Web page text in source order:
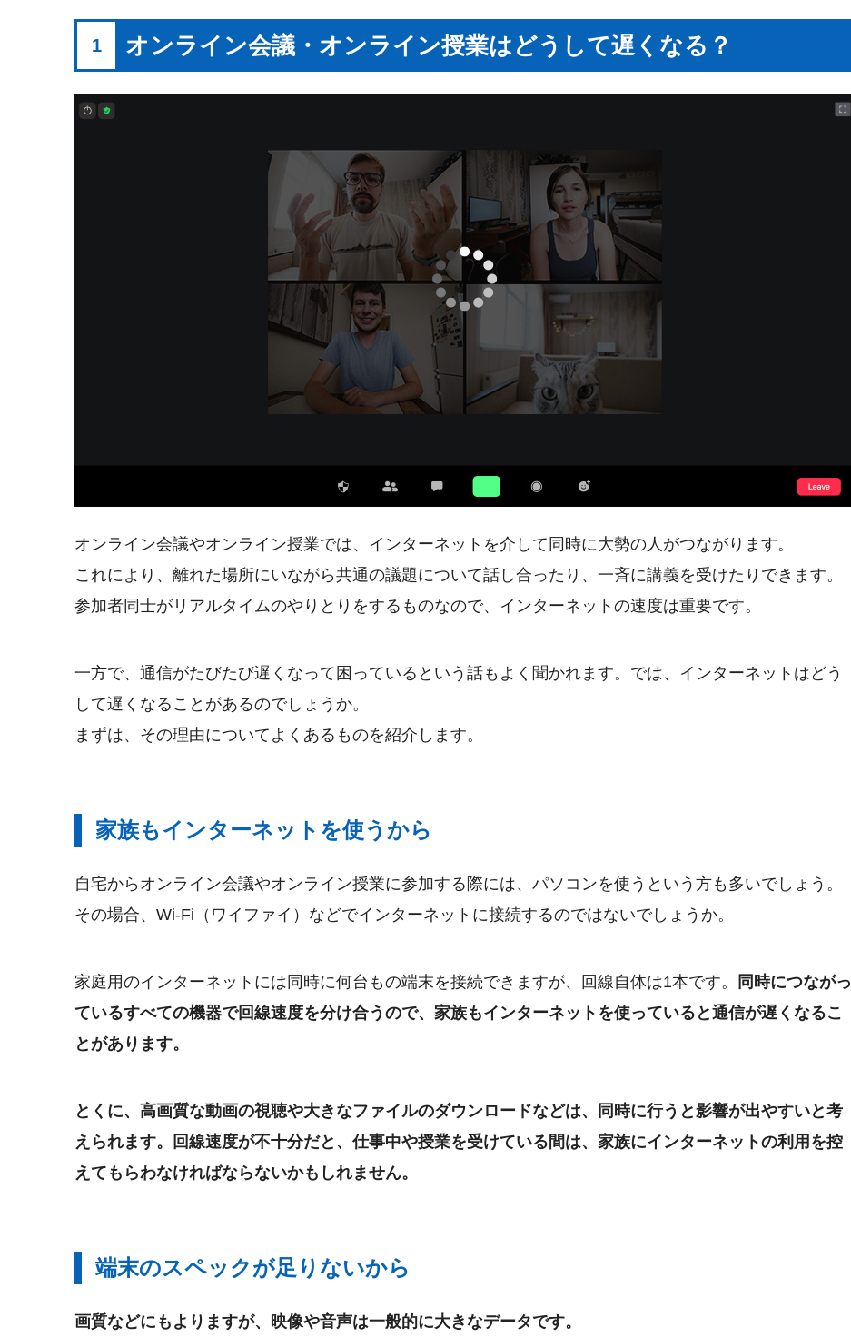
1 オンライン会議・オンライン授業はどうして遅くなる？
オンライン会議やオンライン授業では、インターネットを介して同時に大勢の人がつながります。
これにより、離れた場所にいながら共通の議題について話し合ったり、一斉に講義を受けたりできます。
参加者同士がリアルタイムのやりとりをするものなので、インターネットの速度は重要です。
一方で、通信がたびたび遅くなって困っているという話もよく聞かれます。では、インターネットはどう
して遅くなることがあるのでしょうか。
まずは、その理由についてよくあるものを紹介します。
家族もインターネットを使うから
自宅からオンライン会議やオンライン授業に参加する際には、パソコンを使うという方も多いでしょう。
その場合、Wi-Fi（ワイファイ）などでインターネットに接続するのではないでしょうか。
家庭用のインターネットには同時に何台もの端末を接続できますが、回線自体は1本です。
同時につながっ
ているすべての機器で回線速度を分け合うので、家族もインターネットを使っていると通信が遅くなるこ
とがあります。
とくに、高画質な動画の視聴や大きなファイルのダウンロードなどは、同時に行うと影響が出やすいと考
えられます。回線速度が不十分だと、仕事中や授業を受けている間は、家族にインターネットの利用を控
えてもらわなければならないかもしれません。
端末のスペックが足りないから
画質などにもよりますが、映像や音声は一般的に大きなデータです。